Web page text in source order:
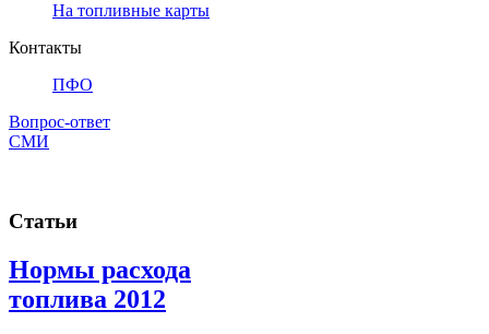
На топливные карты
Контакты
ПФО
Вопрос-ответ
СМИ
Статьи
Нормы расхода
топлива 2012